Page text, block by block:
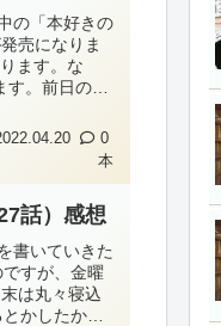
の「本好きの
売になりま
ます。な
。前日の14
く、他のサ 0
本
話）感想
書いていきた
すが、金曜
は丸々寝込
かしたかっ